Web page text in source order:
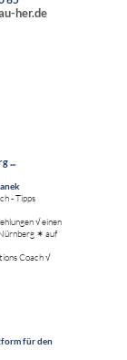
her.de
...
- Tipps
√ einen
✶ auf
Coach √
für den